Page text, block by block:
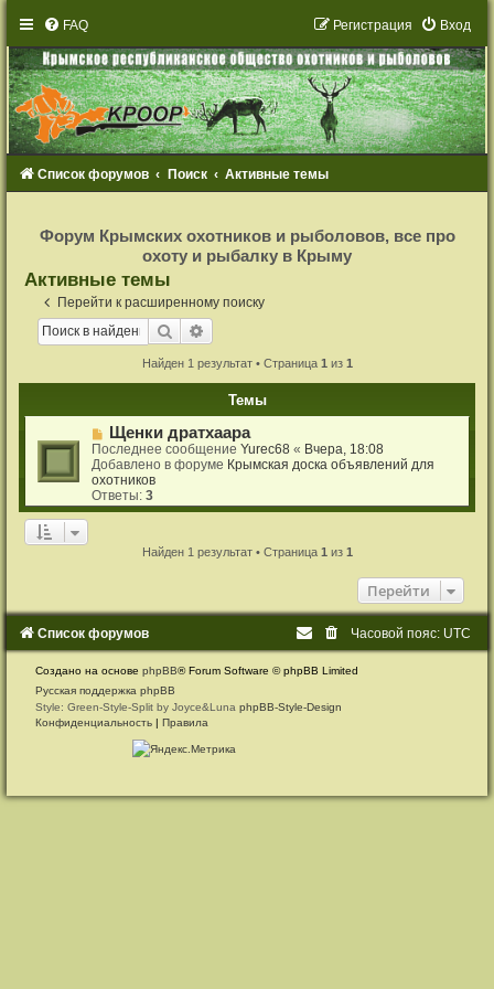
FAQ Вход
Регистрация
Список форумов Поиск Активные темы
с
т
Форум Крымских охотников и рыболовов, все про
охоту и рыбалку в Крыму
Активные темы
Перейти к расширенному поиску
Поиск
Найден 1 результат • Страница 1 из 1
Темы
Н
о
в
о
е
с
и
е
Щенки дратхаара
Последнее сообщениеYurec68 « Вчера, 18:08
Добавлено в форуме Крымская доска объявлений для
охотников
Ответы:3
Найден 1 результат • Страница 1 из 1
Перейти
Список форумов Часовой пояс: UTC
Создано на основеphpBB® Forum Software © phpBB Limited
Русская поддержка phpBB
Style: Green-Style-Split by Joyce&LunaphpBB-Style-Design
Конфиденциальность |Правила